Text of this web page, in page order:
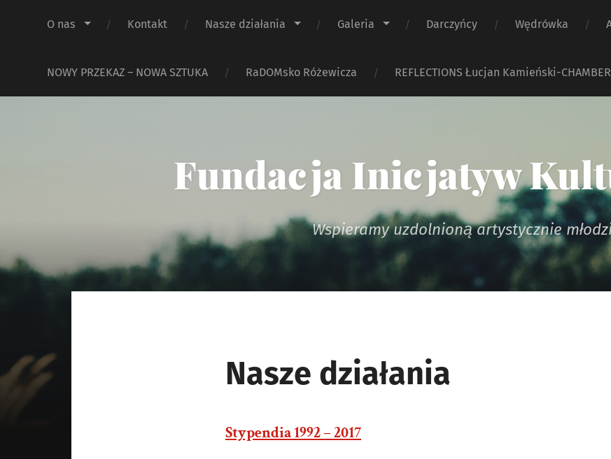
O nas Kontakt Nasze działania Galeria Darczyńcy Wędrówka
NOWY PRZEKAZ – NOWA SZTUKA RaDOMsko Różewicza REFLECTIONS Łucjan Kamieński-
Fundacja Inicjatyw
Wspieramy uzdolnioną artystycznie
Nasze działania
Stypendia 1992 – 2017